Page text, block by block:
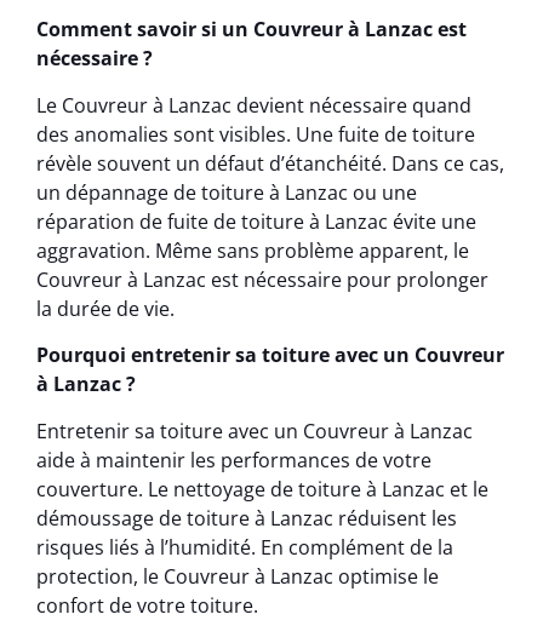
Comment savoir si un Couvreur à Lanzac est
nécessaire ?
Le Couvreur à Lanzac devient nécessaire quand
des anomalies sont visibles. Une fuite de toiture
révèle souvent un défaut d’étanchéité. Dans ce cas,
un dépannage de toiture à Lanzac ou une
réparation de fuite de toiture à Lanzac évite une
aggravation. Même sans problème apparent, le
Couvreur à Lanzac est nécessaire pour prolonger
la durée de vie.
Pourquoi entretenir sa toiture avec un Couvreur
à Lanzac ?
Entretenir sa toiture avec un Couvreur à Lanzac
aide à maintenir les performances de votre
couverture. Le nettoyage de toiture à Lanzac et le
démoussage de toiture à Lanzac réduisent les
risques liés à l’humidité. En complément de la
protection, le Couvreur à Lanzac optimise le
confort de votre toiture.